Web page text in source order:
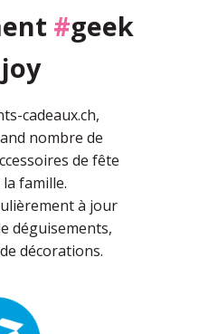
#geek
cadeaux.ch,
nombre de
de fête
famille.
à jour
déguisements,
décorations.